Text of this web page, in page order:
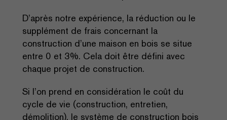
D’après notre expérience, la réduction ou le
supplément de frais concernant la
construction d’une maison en bois se situe
entre 0 et 3%. Cela doit être défini avec
chaque projet de construction.
Si l’on prend en considération le coût du
cycle de vie (construction, entretien,
démolition), le système de construction bois